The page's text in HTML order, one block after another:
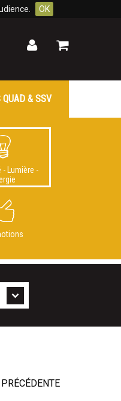
OK
Mon
Mon
QUAD & SSV
- Lumière -